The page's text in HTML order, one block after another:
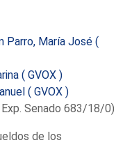
Parro, María José (
( GVOX )
( GVOX )
Senado 683/18/0)
de los